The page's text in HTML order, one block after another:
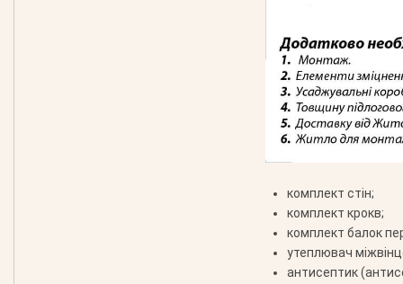
комплект стін;
комплект крокв;
комплект балок
утеплювач
антисептик